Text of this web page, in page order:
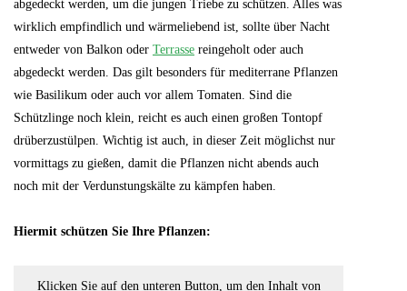
abgedeckt werden, um die jungen Triebe zu schützen. Alles was
wirklich empfindlich und wärmeliebend ist, sollte über Nacht
entweder von Balkon oder Terrasse reingeholt oder auch
abgedeckt werden. Das gilt besonders für mediterrane Pflanzen
wie Basilikum oder auch vor allem Tomaten. Sind die
Schützlinge noch klein, reicht es auch einen großen Tontopf
drüberzustülpen. Wichtig ist auch, in dieser Zeit möglichst nur
vormittags zu gießen, damit die Pflanzen nicht abends auch
noch mit der Verdunstungskälte zu kämpfen haben.
Hiermit schützen Sie Ihre Pflanzen:
Klicken Sie auf den unteren Button, um den Inhalt von